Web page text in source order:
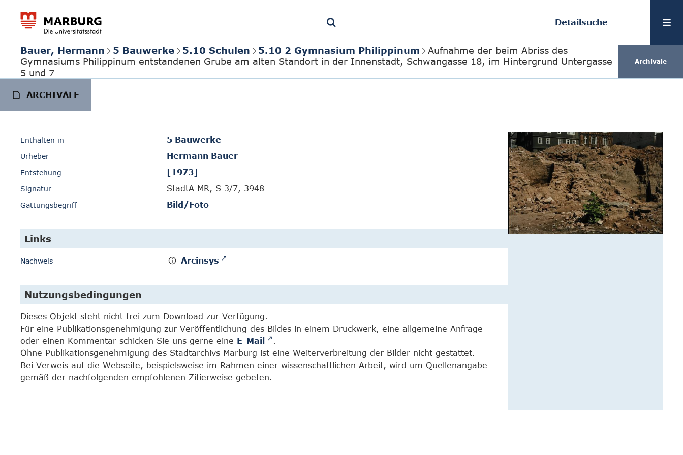
Detailsuche
Bauer, Hermann 5 Bauwerke 5.10 Schulen 5.10 2 Gymnasium Philippinum
Aufnahme der beim Abriss des
Gymnasiums Philippinum entstandenen Grube am alten Standort in der Innenstadt, Schwangasse 18, im Hintergrund Untergasse
5 und 7
Archivale
ARCHIVALE
Enthalten in 5 Bauwerke
Urheber Hermann Bauer
Entstehung [1973]
Signatur StadtA MR, S 3/7, 3948
Gattungsbegriff Bild/Foto
Links
Nachweis Arcinsys
Nutzungsbedingungen
Dieses Objekt steht nicht frei zum Download zur Verfügung.
Für eine Publikationsgenehmigung zur Veröffentlichung des Bildes in einem Druckwerk, eine allgemeine Anfrage
oder einen Kommentar schicken Sie uns gerne eine E-Mail
.
Ohne Publikationsgenehmigung des Stadtarchivs Marburg ist eine Weiterverbreitung der Bilder nicht gestattet.
Bei Verweis auf die Webseite, beispielsweise im Rahmen einer wissenschaftlichen Arbeit, wird um Quellenangabe
gemäß der nachfolgenden empfohlenen Zitierweise gebeten.